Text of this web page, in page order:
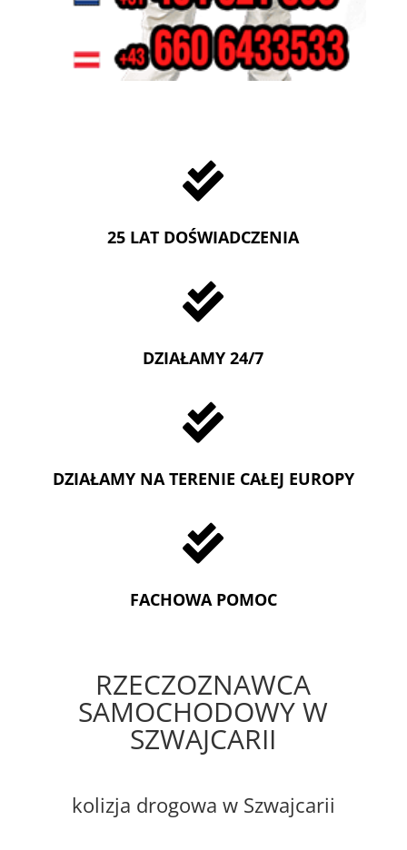

25 LAT DOŚWIADCZENIA

DZIAŁAMY 24/7

DZIAŁAMY NA TERENIE CAŁEJ EUROPY

FACHOWA POMOC
RZECZOZNAWCA
SAMOCHODOWY W
SZWAJCARII
kolizja drogowa w Szwajcarii